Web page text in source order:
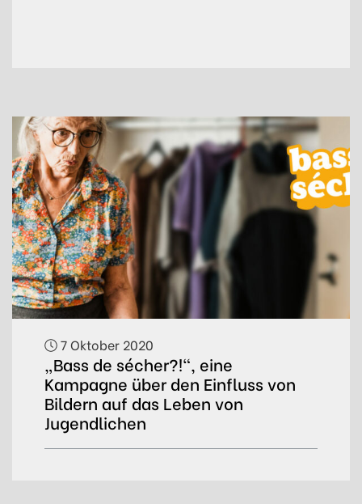
7 Oktober 2020
„Bass de sécher?!“, eine
Kampagne über den Einfluss von
Bildern auf das Leben von
Jugendlichen